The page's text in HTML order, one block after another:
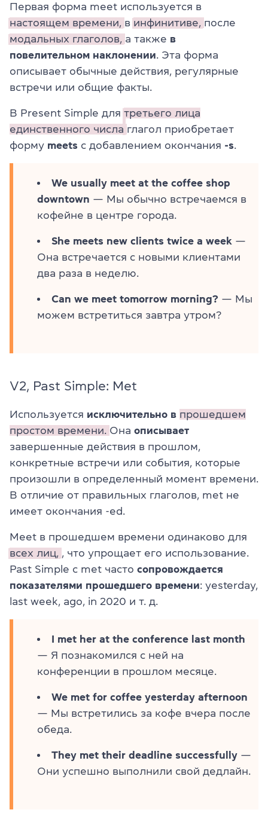
Первая форма meet используется в
настоящем времени,
в инфинитиве,
после
модальных глаголов, а также в
повелительном наклонении . Эта форма
описывает обычные действия, регулярные
встречи или общие факты.
В Present Simple для третьего лица
единственного числа глагол приобретает
форму meets с добавлением окончания -s
We usually meet at the coffee shop
downtown — Мы обычно встречаемся в
кофейне в центре города.
She meets new clients twice a week —
Она встречается с новыми клиентами
два раза в неделю.
Can we meet tomorrow morning? — Мы
можем встретиться завтра утром?
V2, Past Simple: Met
Используется исключительно в прошедшем
простом времени.
Она описывает
завершенные действия в прошлом,
конкретные встречи или события, которые
произошли в определенный момент времени.
В отличие от правильных глаголов, met не
имеет окончания -ed.
Meet в прошедшем времени одинаково для
всех лиц,
, что упрощает его использование.
Past Simple с met часто сопровождается
показателями прошедшего времени: yesterday,
last week, ago, in 2020 и т. д.
I met her at the conference last month
— Я познакомился с ней на
конференции в прошлом месяце.
We met for coffee yesterday afternoon
— Мы встретились за кофе вчера после
обеда.
They met their deadline successfully —
Они успешно выполнили свой дедлайн.